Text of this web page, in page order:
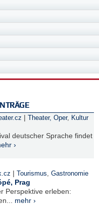
| Theater, Oper, Kultur
deutscher Sprache findet
›
| Tourismus, Gastronomie
Prag
Perspektive erleben:
mehr ›